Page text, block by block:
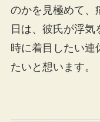
のかを見極めて、
日は、彼氏が浮
時に着目したい連
たいと想います。